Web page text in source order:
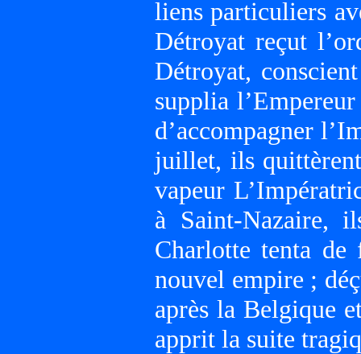
liens particuliers
Détroyat reçut
Détroyat,
supplia
d’accompagner
juillet, ils
vapeur
à Saint-Nazaire,
Charlotte tenta
nouvel empire ;
après la Belgique
apprit la suite